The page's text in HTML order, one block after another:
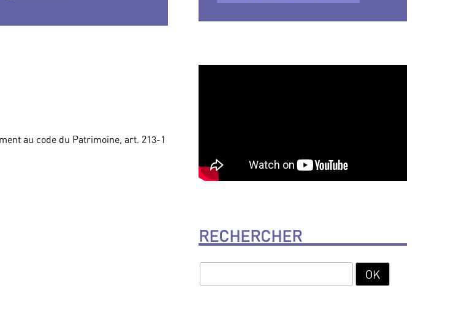
au code du Patrimoine, art. 213-1
RECHERCHER